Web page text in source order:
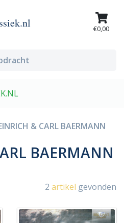
€0,00
& CARL BAERMANN
BAERMANN
2 artikel gevonden